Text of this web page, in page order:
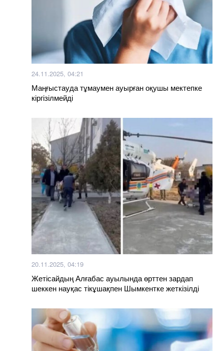
24.11.2025, 04:21
Маңғыстауда тұмаумен ауырған оқушы мектепке
кіргізілмейді
20.11.2025, 04:19
Жетісайдың Алғабас ауылында өрттен зардап
шеккен науқас тікұшақпен Шымкентке жеткізілді